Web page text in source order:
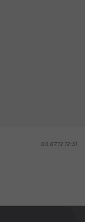
03.07.12 12:31